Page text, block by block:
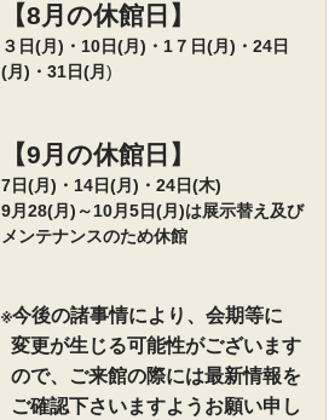
【8月の休館日】
３日(月)・10日(月)・1７日(月)・24日
(月)・ 31日(月 )
【9月の休館日】
7日(月)・14日(月)・24日(木)
9月28(月)～10月5日(月)は展示替え及び
メンテナンスのため休館
※今後の諸事情により、会期等に
  変更が生じる可能性がございます
  ので、ご来館の際には最新情報を
  ご確認下さいますようお願い申し